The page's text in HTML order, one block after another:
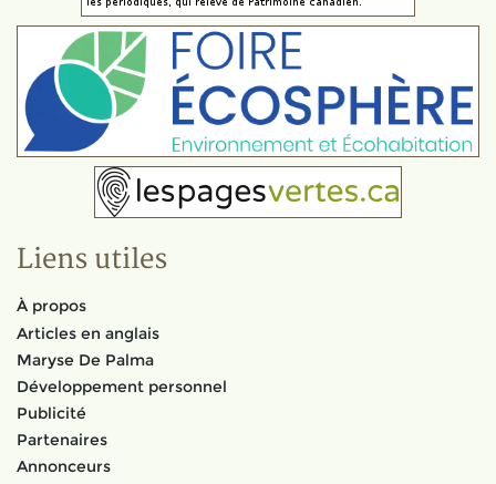
Liens utiles
À propos
Articles en anglais
Maryse De Palma
Développement personnel
Publicité
Partenaires
Annonceurs